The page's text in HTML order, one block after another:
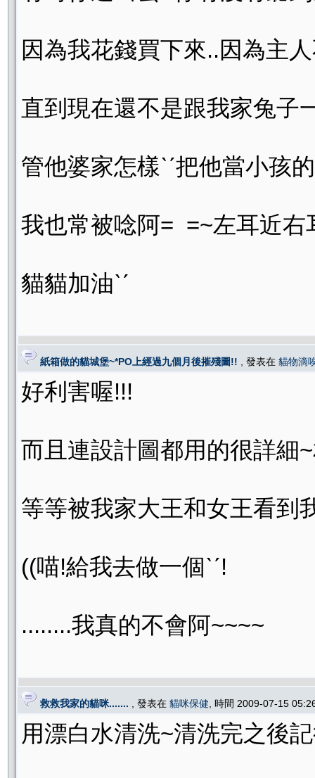
因為我花錢買下來..因為主
直到現在還不是跟我家兔子
管他婆家怎樣ˋˊ把他當小孩
我也常被唸阿= =~左耳近右
貓貓加油ˋˊ
紙箱做的貓城堡~*PO上經過九個月後摧殘圖!! , 發表在 貓物滴
好利害喔!!!
而且連設計圖都用的很詳細
等等被我家大王和女王看到
((喵!給我去做一個ˋˊ!
........我真的不會阿~~~~
救救我家的貓咪....... , 發表在 貓咪保健 , 時間 2009-07-15
用漂白水清洗~清洗完之後